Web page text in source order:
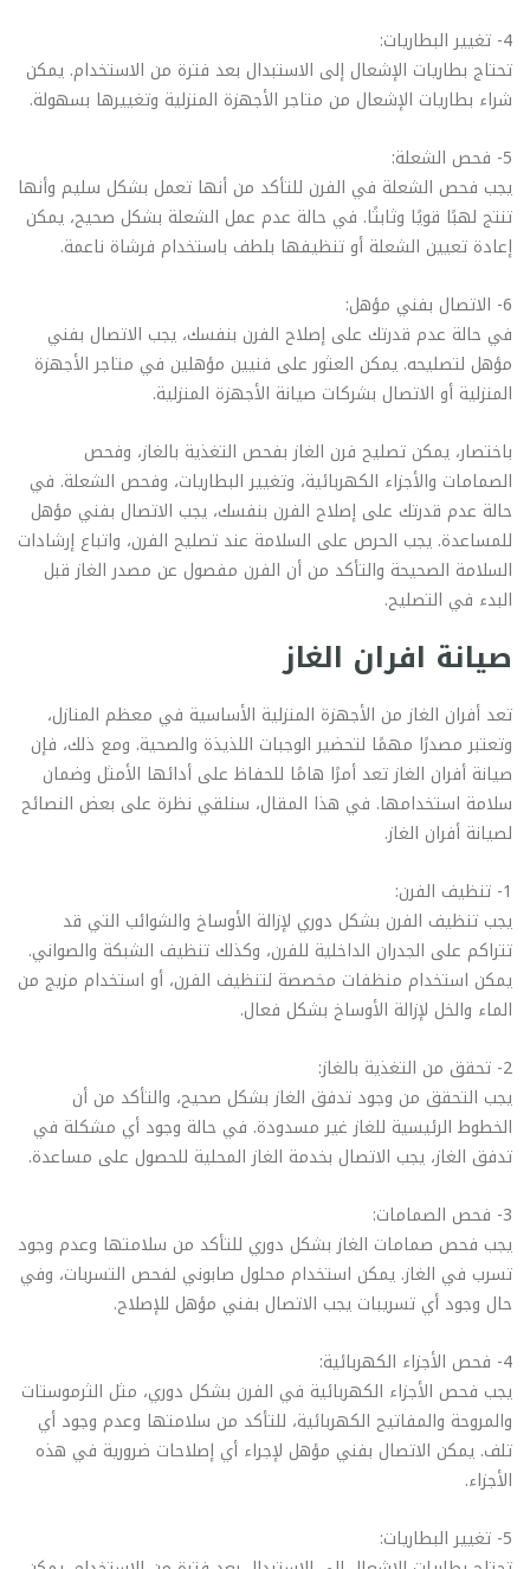
4- تغيير البطاريات:
تحتاج بطاريات الإشعال إلى الاستبدال بعد فترة من الاستخدام. يمكن
شراء بطاريات الإشعال من متاجر الأجهزة المنزلية وتغييرها بسهولة.
5- فحص الشعلة:
يجب فحص الشعلة في الفرن للتأكد من أنها تعمل بشكل سليم وأنها
تنتج لهبًا قويًا وثابتًا. في حالة عدم عمل الشعلة بشكل صحيح، يمكن
إعادة تعيين الشعلة أو تنظيفها بلطف باستخدام فرشاة ناعمة.
6- الاتصال بفني مؤهل:
في حالة عدم قدرتك على إصلاح الفرن بنفسك، يجب الاتصال بفني
مؤهل لتصليحه. يمكن العثور على فنيين مؤهلين في متاجر الأجهزة
المنزلية أو الاتصال بشركات صيانة الأجهزة المنزلية.
باختصار، يمكن تصليح فرن الغاز بفحص التغذية بالغاز، وفحص
الصمامات والأجزاء الكهربائية، وتغيير البطاريات، وفحص الشعلة. في
حالة عدم قدرتك على إصلاح الفرن بنفسك، يجب الاتصال بفني مؤهل
للمساعدة. يجب الحرص على السلامة عند تصليح الفرن، واتباع إرشادات
السلامة الصحيحة والتأكد من أن الفرن مفصول عن مصدر الغاز قبل
البدء في التصليح.
صيانة افران الغاز
تعد أفران الغاز من الأجهزة المنزلية الأساسية في معظم المنازل،
وتعتبر مصدرًا مهمًا لتحضير الوجبات اللذيذة والصحية. ومع ذلك، فإن
صيانة أفران الغاز تعد أمرًا هامًا للحفاظ على أدائها الأمثل وضمان
سلامة استخدامها. في هذا المقال، سنلقي نظرة على بعض النصائح
لصيانة أفران الغاز.
1- تنظيف الفرن:
يجب تنظيف الفرن بشكل دوري لإزالة الأوساخ والشوائب التي قد
تتراكم على الجدران الداخلية للفرن، وكذلك تنظيف الشبكة والصواني.
يمكن استخدام منظفات مخصصة لتنظيف الفرن، أو استخدام مزيج من
الماء والخل لإزالة الأوساخ بشكل فعال.
2- تحقق من التغذية بالغاز:
يجب التحقق من وجود تدفق الغاز بشكل صحيح، والتأكد من أن
الخطوط الرئيسية للغاز غير مسدودة. في حالة وجود أي مشكلة في
تدفق الغاز، يجب الاتصال بخدمة الغاز المحلية للحصول على مساعدة.
3- فحص الصمامات:
يجب فحص صمامات الغاز بشكل دوري للتأكد من سلامتها وعدم وجود
تسرب في الغاز. يمكن استخدام محلول صابوني لفحص التسربات، وفي
حال وجود أي تسريبات يجب الاتصال بفني مؤهل للإصلاح.
4- فحص الأجزاء الكهربائية:
يجب فحص الأجزاء الكهربائية في الفرن بشكل دوري، مثل الثرموستات
والمروحة والمفاتيح الكهربائية، للتأكد من سلامتها وعدم وجود أي
تلف. يمكن الاتصال بفني مؤهل لإجراء أي إصلاحات ضرورية في هذه
الأجزاء.
5- تغيير البطاريات: